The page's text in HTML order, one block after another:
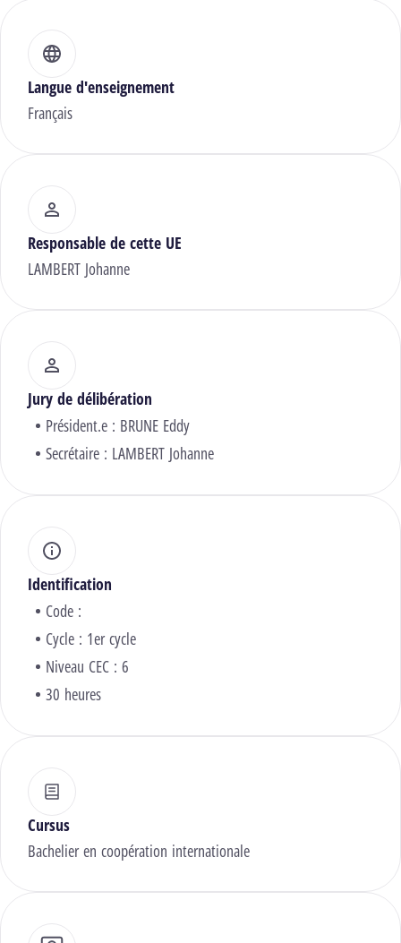
Langue d'enseignement
Français
Responsable de cette UE
LAMBERT Johanne
Jury de délibération
Président.e : BRUNE Eddy
Secrétaire : LAMBERT Johanne
Identification
Code :
Cycle : 1er cycle
Niveau CEC : 6
30 heures
Cursus
Bachelier en coopération internationale